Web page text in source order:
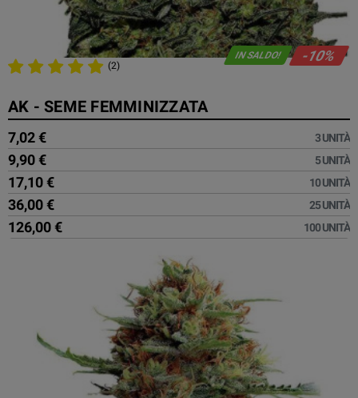
IN SALDO! -10%
(2)
AK - SEME FEMMINIZZATA
7,02 € 3 UNITÀ
9,90 € 5 UNITÀ
17,10 € 10 UNITÀ
36,00 € 25 UNITÀ
126,00 € 100 UNITÀ